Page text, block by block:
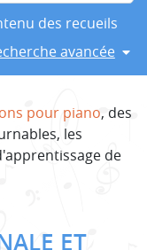
des recueils
avancée
pour piano, des
les
de
ET